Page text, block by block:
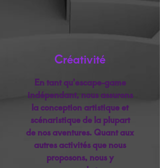
Créativité
En tant qu'escape-game
indépendant, nous assurons
la conception artistique et
scénaristique de la plupart
de nos aventures. Quant aux
autres activités que nous
proposons, nous y